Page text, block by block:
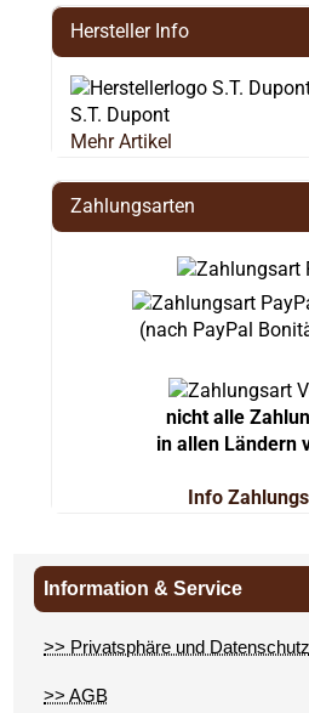
Hersteller Info
S.T. Dupont
Mehr Artikel
Zahlungsarten
(nach PayPal
nicht alle
in allen Ländern
Info
Information & Service
>> Privatsphäre und Datenschutz
>> AGB